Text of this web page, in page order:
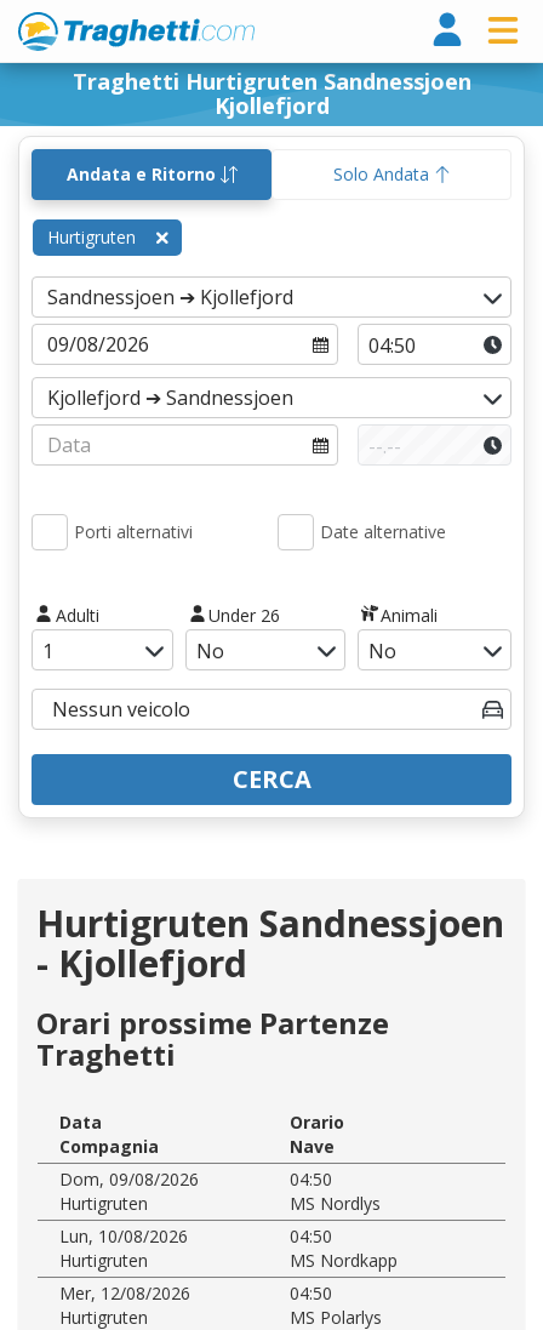
Traghetti Hurtigruten Sandnessjoen
Kjollefjord
Andata e Ritorno Solo Andata
Hurtigruten
Porti alternativi Date alternative
Adulti Under 26 Animali
CERCA
Hurtigruten Sandnessjoen
- Kjollefjord
Orari prossime Partenze
Traghetti
Data
Orario
Compagnia
Nave
Dom, 09/08/2026
04:50
Hurtigruten
MS Nordlys
Lun, 10/08/2026
04:50
Hurtigruten
MS Nordkapp
Mer, 12/08/2026
04:50
Hurtigruten
MS Polarlys